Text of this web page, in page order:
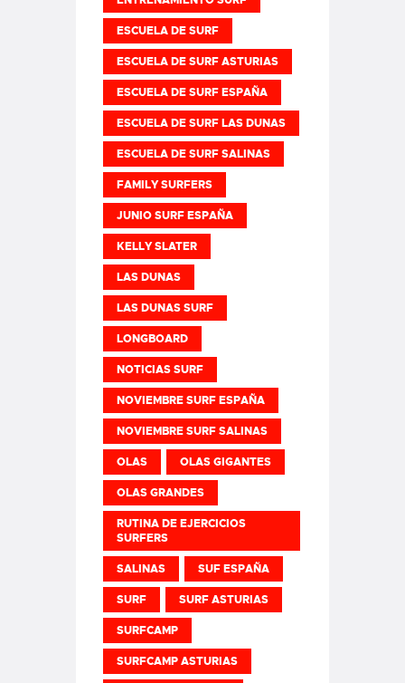
ESCUELA DE SURF
ESCUELA DE SURF ASTURIAS
ESCUELA DE SURF ESPAÑA
ESCUELA DE SURF LAS DUNAS
ESCUELA DE SURF SALINAS
FAMILY SURFERS
JUNIO SURF ESPAÑA
KELLY SLATER
LAS DUNAS
LAS DUNAS SURF
LONGBOARD
NOTICIAS SURF
NOVIEMBRE SURF ESPAÑA
NOVIEMBRE SURF SALINAS
OLAS OLAS GIGANTES
OLAS GRANDES
RUTINA DE EJERCICIOS
SURFERS
SALINAS SUF ESPAÑA
SURF SURF ASTURIAS
SURFCAMP
SURFCAMP ASTURIAS